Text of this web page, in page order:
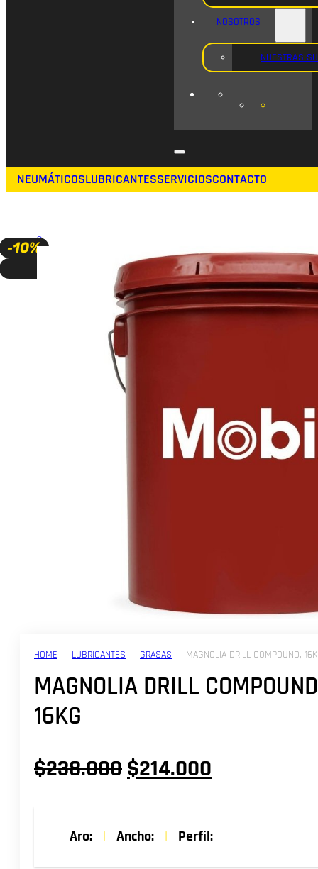
NOSOTROS
NUESTRAS
NEUMÁTICOSLUBRICANTESSERVICIOSCONTACTO
-10%
A PEDIDO
🔍
HOME LUBRICANTES GRASAS MAGNOLIA DRILL COMPOUND,
MAGNOLIA DRILL
16KG
$238.000El
original
$214.000
actual
Aro: | Ancho: | Perfil: